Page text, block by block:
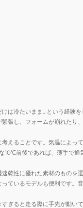
は冷たいまま…という経験
張し、フォームが崩れたり
えることです。気温によっ
前後であれば、薄手で通
乾性に優れた素材のものを
ているモデルも便利です。
ぎると走る際に手先が動い